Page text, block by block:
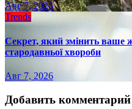
Авг 7, 2026
Trends
Секрет, який змінить ваше
стародавньої хвороби
Авг 7, 2026
Добавить комментарий